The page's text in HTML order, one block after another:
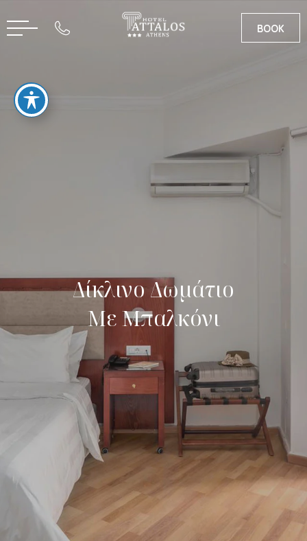
BOOK
Δίκλινο Δωμάτιο
Με Μπαλκόνι